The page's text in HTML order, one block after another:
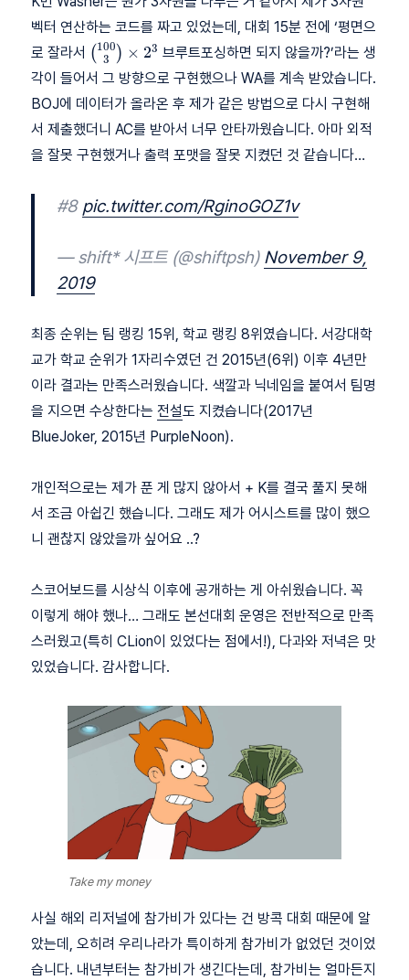
벡터 연산하는 코드를 짜고 있었는데, 대회 15분 전에 ‘평면으
로 잘라서 \binom{100}
{3}\times
2^3
( 3
100 ) × 23 브루트포싱하면 되지 않을까?’라는 생
각이 들어서 그 방향으로 구현했으나 WA를 계속 받았습니다.
BOJ에 데이터가 올라온 후 제가 같은 방법으로 다시 구현해
서 제출했더니 AC를 받아서 너무 안타까웠습니다. 아마 외적
을 잘못 구현했거나 출력 포맷을 잘못 지켰던 것 같습니다…
#8 pic.twitter.com/RginoGOZ1v
— shift* 시프트 (@shiftpsh) November 9,
2019
최종 순위는 팀 랭킹 15위, 학교 랭킹 8위였습니다. 서강대학
교가 학교 순위가 1자리수였던 건 2015년(6위) 이후 4년만
이라 결과는 만족스러웠습니다. 색깔과 닉네임을 붙여서 팀명
을 지으면 수상한다는전설도 지켰습니다(2017년
BlueJoker, 2015년 PurpleNoon).
개인적으로는 제가 푼 게 많지 않아서 + K를 결국 풀지 못해
서 조금 아쉽긴 했습니다. 그래도 제가 어시스트를 많이 했으
니 괜찮지 않았을까 싶어요 ..?
스코어보드를 시상식 이후에 공개하는 게 아쉬웠습니다. 꼭
이렇게 해야 했나… 그래도 본선대회 운영은 전반적으로 만족
스러웠고(특히 CLion이 있었다는 점에서!), 다과와 저녁은 맛
있었습니다. 감사합니다.
Take my money
사실 해외 리저널에 참가비가 있다는 건 방콕 대회 때문에 알
았는데, 오히려 우리나라가 특이하게 참가비가 없었던 것이었
습니다. 내년부터는 참가비가 생긴다는데, 참가비는 얼마든지